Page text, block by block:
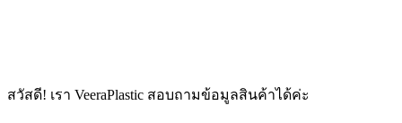
สวัสดี! เรา VeeraPlastic สอบถามข้อมูลสินค้าได้ค่ะ